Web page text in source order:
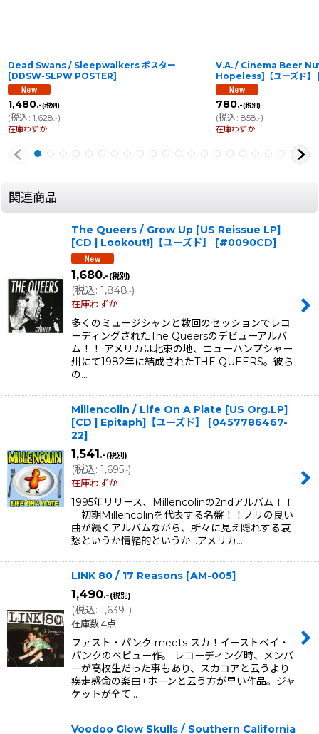
Dead Swans / Sleepwalkers ポスター
[DDSW-SLPW POSTER]
1,480.-(税別)
(税込: 1,628 .-)
在庫わずか
V.A. / Cinema Beer
Hopeless]【ユーズド】
780.-(税別)
(税込: 858 .-)
在庫わずか
関連商品
The Queers / Grow Up [US Reissue LP]
[CD | Lookout!]【ユーズド】
[#0090CD]
1,680.-(税別)
(税込: 1,848.-)
在庫わずか
多くのミュージシャンと数回のセッションでレコ
ーディングされたThe Queersのデビューアルバ
ム！！ アメリカは北東の地、ニューハンプシャー
州にて1982年に結成されたTHE QUEERS。彼ら
の…
Millencolin / Life On A Plate [US Org.LP]
[CD | Epitaph]【ユーズド】
[0457786467-
22]
1,541.-(税別)
(税込: 1,695.-)
在庫わずか
1995年リリース、Millencolinの2ndアルバム！！
初期Millencolinを代表する名盤！！ノリの良い
曲が続くアルバムながら、所々に見え隠れする哀
愁というか情緒的というか…アメリカ…
LINK 80 / 17 Reasons [AM-005]
1,490.-(税別)
(税込: 1,639.-)
在庫数 4点
ファスト・パンク meets スカ！イーストベイ・
パンクのベビュー作。 レコーディング時、メンバ
ーが高校生だった事もあり、スカコアと云うより
疾走感命の楽曲+ホーンと云う方が早い作品。ジャ
ケットが全て…
Voodoo Glow Skulls / Southern California